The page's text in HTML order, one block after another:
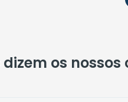
dizem os nossos